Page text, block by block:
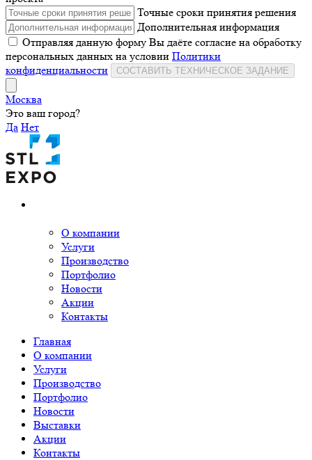
Точные сроки принятия решения
Дополнительная информация
Отправляя данную форму Вы даёте согласие на обработку
персональных данных на условии Политики
конфиденциальности
СОСТАВИТЬ ТЕХНИЧЕСКОЕ ЗАДАНИЕ
Москва
Это ваш город?
Да Нет
О компании
Услуги
Производство
Портфолио
Новости
Акции
Контакты
Главная
О компании
Услуги
Производство
Портфолио
Новости
Выставки
Акции
Контакты